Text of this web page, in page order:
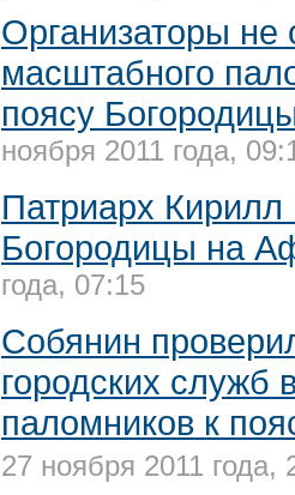
Организаторы не
масштабного
поясу
ноября 2011 года,
Патриарх Кирилл
Богородицы на
года, 07:15
Собянин
городских служб
паломников к
27 ноября 2011 года,